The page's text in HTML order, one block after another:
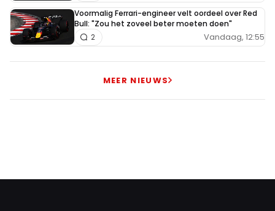
Voormalig Ferrari-engineer velt oordeel over Red
Bull: "Zou het zoveel beter moeten doen"
Vandaag, 12:55
2
MEER NIEUWS